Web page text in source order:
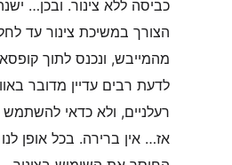
כביסה ללא צינור. ובכן…
הצורך במשיכת צינור עד
מהמייבש, ונכנס לתוך
לדעת רבים עדיין מדובר
רעלניים, ולא כדאי
אז… אין ברירה. בכל אופן